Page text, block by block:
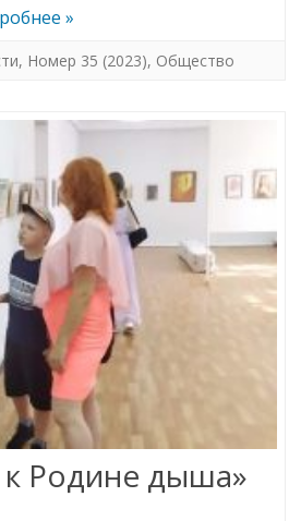
»
, Номер 35 (2023), Общество
Родине дыша»